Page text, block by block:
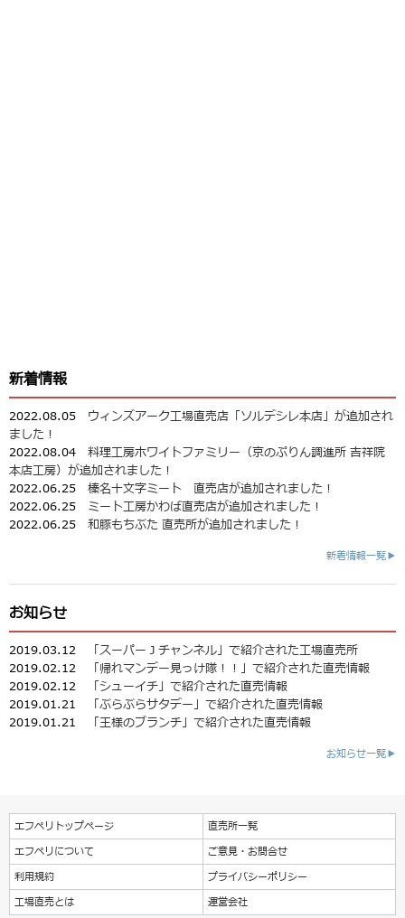
新着情報
2022.08.05 ウィンズアーク工場直売店「ソルデシレ本店」が追加され
ました！
2022.08.04 料理工房ホワイトファミリー（京のぷりん調進所 吉祥院
本店工房）が追加されました！
2022.06.25 榛名十文字ミート 直売店が追加されました！
2022.06.25 ミート工房かわば直売店が追加されました！
2022.06.25 和豚もちぶた 直売所が追加されました！
新着情報一覧▶
お知らせ
2019.03.12
「スーパーＪチャンネル」で紹介された工場直売所
2019.02.12
「帰れマンデー見っけ隊！！」で紹介された直売情報
2019.02.12
「シューイチ」で紹介された直売情報
2019.01.21
「ぶらぶらサタデー」で紹介された直売情報
2019.01.21
「王様のブランチ」で紹介された直売情報
お知らせ一覧▶
エフペリトップページ
直売所一覧
エフペリについて
ご意見・お問合せ
利用規約
プライバシーポリシー
工場直売とは
運営会社